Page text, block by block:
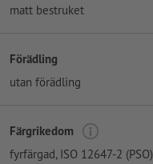
matt bestruket
Förädling
utan förädling
Färgrikedom
fyrfärgad, ISO 12647-2 (PSO)